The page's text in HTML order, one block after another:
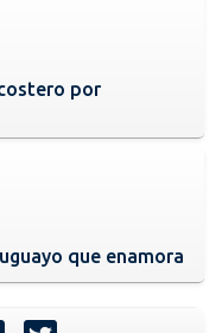
por
que enamora